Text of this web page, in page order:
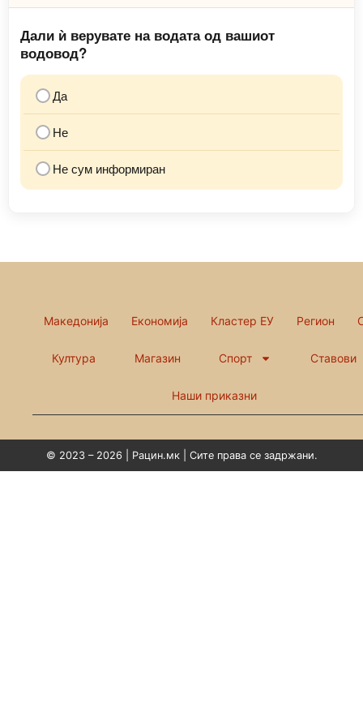
Дали ѝ верувате на водата од вашиот
водовод?
Да
Не
Не сум информиран
Македонија Економија Кластер ЕУ Регион
Култура Магазин Спорт Ставови
Наши приказни
© 2023 – 2026 | Рацин.мк | Сите права се задржани.